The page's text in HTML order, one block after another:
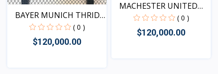
BAYER MUNICH THRID
JERS...
( 0 )
$120,000.00
MACHESTER UNITED
VISITA...
( 0 )
$120,000.00